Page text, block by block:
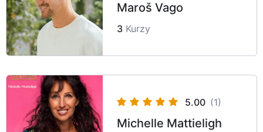
Maroš Vago
3 Kurzy
5.00 (1)
Michelle Mattieligh